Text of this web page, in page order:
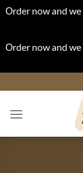
Οrder now and
Οrder now and
to
content